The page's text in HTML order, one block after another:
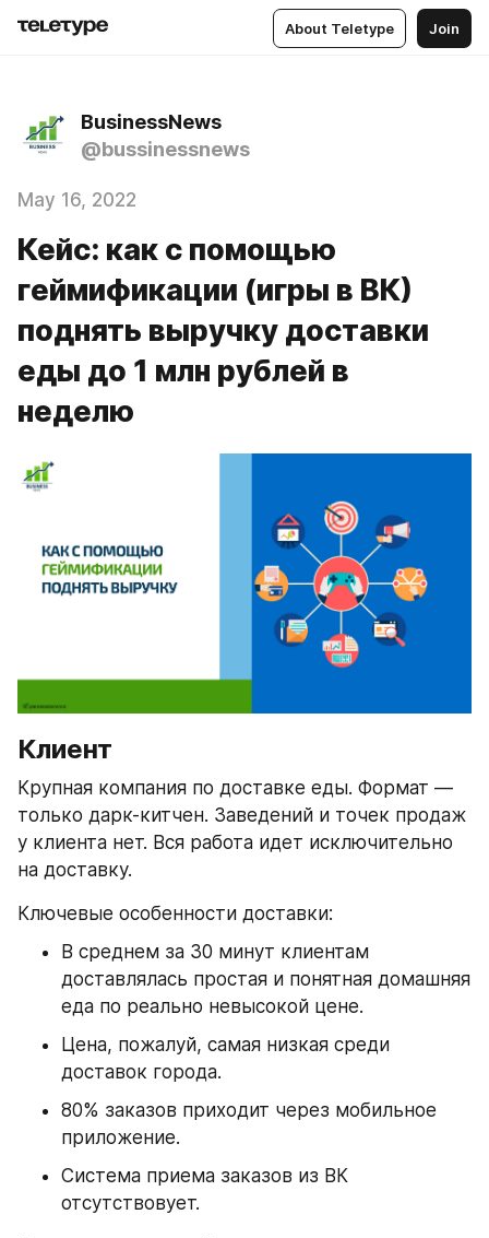
About Teletype Join
BusinessNews
@bussinessnews
May 16, 2022
Кейс: как с помощью
геймификации (игры в ВК)
поднять выручку доставки
еды до 1 млн рублей в
неделю
Клиент
Крупная компания по доставке еды. Формат —
только дарк-китчен. Заведений и точек продаж
у клиента нет. Вся работа идет исключительно
на доставку.
Ключевые особенности доставки:
В среднем за 30 минут клиентам
доставлялась простая и понятная домашняя
еда по реально невысокой цене.
Цена, пожалуй, самая низкая среди
доставок города.
80% заказов приходит через мобильное
приложение.
Система приема заказов из ВК
отсутствовует.